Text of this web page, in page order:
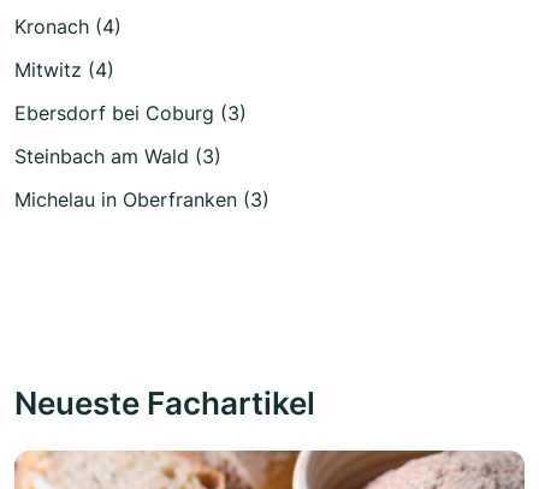
Kronach (4)
Mitwitz (4)
Ebersdorf bei Coburg (3)
Steinbach am Wald (3)
Michelau in Oberfranken (3)
Neueste Fachartikel